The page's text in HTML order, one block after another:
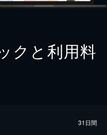
クと利用料
31日間